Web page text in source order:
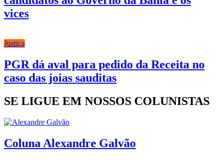
vices
Justiça
PGR dá aval para pedido da Receita no
caso das joias sauditas
SE LIGUE EM NOSSOS COLUNISTAS
Coluna Alexandre Galvão